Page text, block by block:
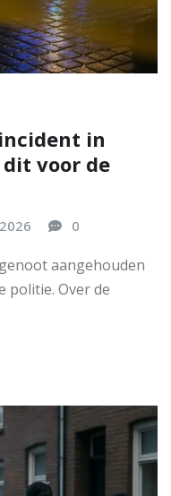
in
voor de
0
aangehouden
politie. Over de